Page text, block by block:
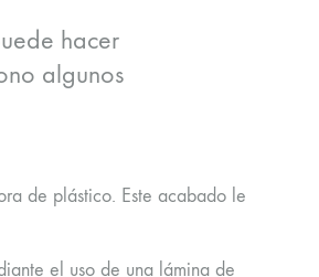
hacer
algunos
de plástico. Este acabado le
el uso de una lámina de